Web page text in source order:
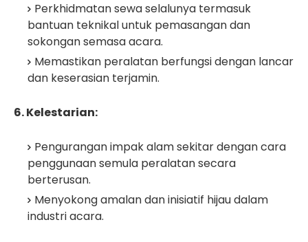
Perkhidmatan sewa selalunya termasuk
bantuan teknikal untuk pemasangan dan
sokongan semasa acara.
Memastikan peralatan berfungsi dengan lancar
dan keserasian terjamin.
6. Kelestarian:
Pengurangan impak alam sekitar dengan cara
penggunaan semula peralatan secara
berterusan.
Menyokong amalan dan inisiatif hijau dalam
industri acara.